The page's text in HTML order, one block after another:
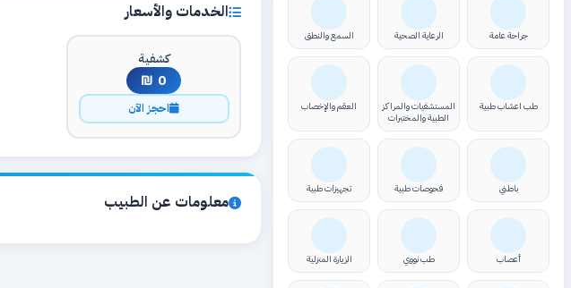
جراحة عامة الرعاية الصحية السمع والنطق
طب اعشاب طبية
المستشفيات والمراكز
الطبية والمختبرات
العقم والإخصاب
باطني فحوصات طبية تجهيزات طبية
أعصاب طب نووي الزيارة المنزلية
الخدمات والأسعار
كشفية
0 ₪
احجز الآن
معلومات عن الطبيب